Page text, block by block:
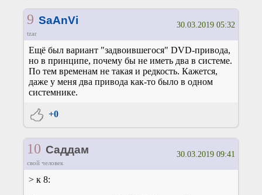
9 SaAnVi
tzar
30.03.2019 05:32
Ещё был вариант "задвоившегося" DVD-привода,
но в принципе, почему бы не иметь два в системе.
По тем временам не такая и редкость. Кажется,
даже у меня два привода как-то было в одном
системнике.
+0
10 Саддам
свой человек
30.03.2019 09:41
> к 8: